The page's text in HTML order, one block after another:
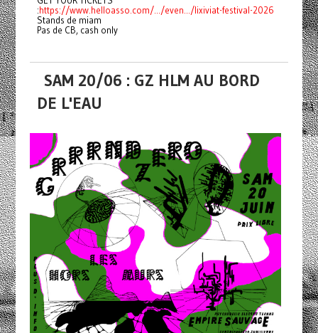
:https://www.helloasso.com/.../even.../lixiviat-festival-2026
Stands de miam
Pas de CB, cash only
SAM 20/06 : GZ HLM AU BORD
DE L'EAU